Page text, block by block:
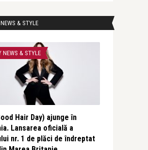
& STYLE
NEWS & STYLE
Hair Day) ajunge în
Lansarea oficială a
nr. 1 de plăci de îndreptat